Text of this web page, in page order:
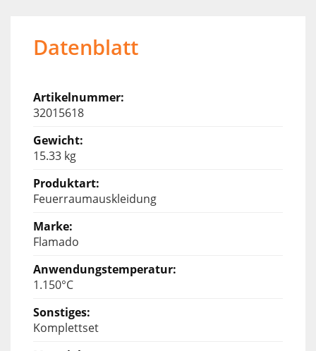
Datenblatt
32015618
15.33 kg
Feuerraumauskleidung
Flamado
1.150°C
Komplettset